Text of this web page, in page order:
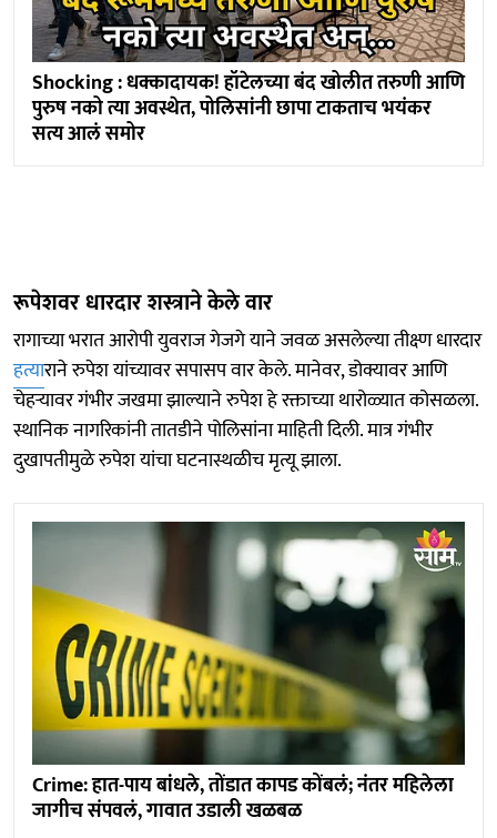
Shocking : धक्कादायक! हॉटेलच्या बंद खोलीत तरुणी आणि
पुरुष नको त्या अवस्थेत, पोलिसांनी छापा टाकताच भयंकर
सत्य आलं समोर
रूपेशवर धारदार शस्त्राने केले वार
रागाच्या भरात आरोपी युवराज गेजगे याने जवळ असलेल्या तीक्ष्ण धारदार
हत्याराने रुपेश यांच्यावर सपासप वार केले. मानेवर, डोक्यावर आणि
चेहऱ्यावर गंभीर जखमा झाल्याने रुपेश हे रक्ताच्या थारोळ्यात कोसळला.
स्थानिक नागरिकांनी तातडीने पोलिसांना माहिती दिली. मात्र गंभीर
दुखापतीमुळे रुपेश यांचा घटनास्थळीच मृत्यू झाला.
Crime: हात-पाय बांधले, तोंडात कापड कोंबलं; नंतर महिलेला
जागीच संपवलं, गावात उडाली खळबळ